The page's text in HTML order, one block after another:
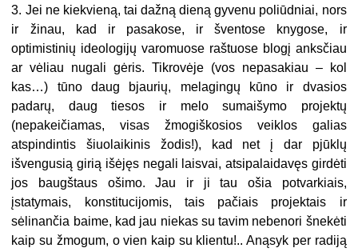
3. Jei ne kiekvieną, tai dažną dieną gyvenu poliūdniai, nors
ir žinau, kad ir pasakose, ir šventose knygose, ir
optimistinių ideologijų varomuose raštuose blogį anksčiau
ar vėliau nugali gėris. Tikrovėje (vos nepasakiau – kol
kas…) tūno daug bjaurių, melagingų kūno ir dvasios
padarų, daug tiesos ir melo sumaišymo projektų
(nepakeičiamas, visas žmogiškosios veiklos galias
atspindintis šiuolaikinis žodis!), kad net į dar pjūklų
išvengusią girią išėjęs negali laisvai, atsipalaidavęs girdėti
jos baugštaus ošimo. Jau ir ji tau ošia potvarkiais,
įstatymais, konstitucijomis, tais pačiais projektais ir
sėlinančia baime, kad jau niekas su tavim nebenori šnekėti
kaip su žmogum, o vien kaip su klientu!.. Anąsyk per radiją